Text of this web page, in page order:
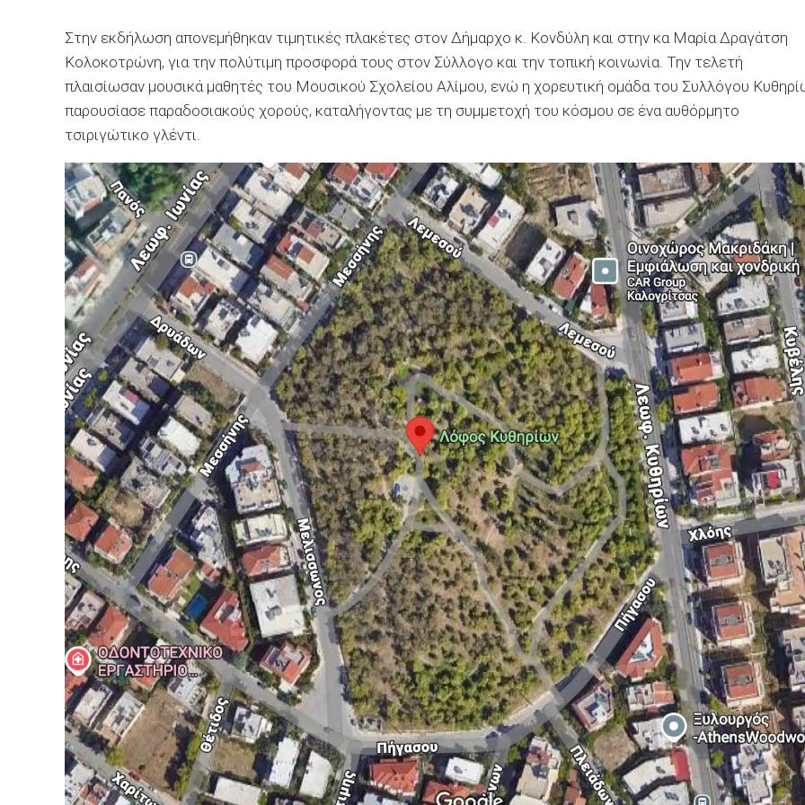
Στην εκδήλωση απονεμήθηκαν τιμητικές πλακέτες στον Δήμαρχο κ. Κονδύλη και στην κα Μαρία Δραγάτση
Κολοκοτρώνη, για την πολύτιμη προσφορά τους στον Σύλλογο και την τοπική κοινωνία. Την τελετή
πλαισίωσαν μουσικά μαθητές του Μουσικού Σχολείου Αλίμου, ενώ η χορευτική ομάδα του Συλλόγου
παρουσίασε παραδοσιακούς χορούς, καταλήγοντας με τη συμμετοχή του κόσμου σε ένα αυθόρμητο
τσιριγώτικο γλέντι.